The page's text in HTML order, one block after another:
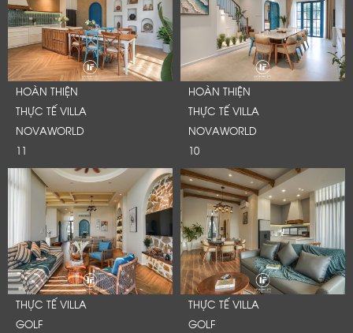
HOÀN THIỆN
THỰC TẾ VILLA
NOVAWORLD
11
HOÀN THIỆN
THỰC TẾ VILLA
NOVAWORLD
10
THỰC TẾ VILLA
GOLF
THỰC TẾ VILLA
GOLF